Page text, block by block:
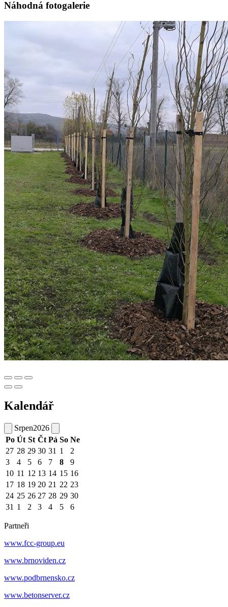
Náhodná fotogalerie
Kalendář
Srpen2026
Po Út St Čt Pá So Ne
27 28 29 30 31 1
2
3
4 5 6 7 8
9
10 11 12 13 14 15 16
17 18 19 20 21 22 23
24 25 26 27 28 29 30
31 1 2 3 4 5 6
Partneři
www.fcc-group.eu
www.brnoviden.cz
www.podbrnensko.cz
www.betonserver.cz